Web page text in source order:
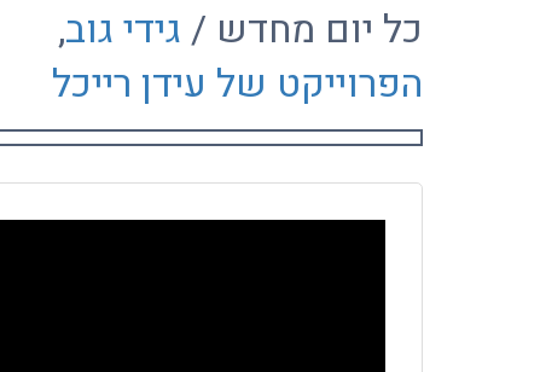
כל יום מחדש /גידי גוב,
הפרוייקט של עידן רייכל